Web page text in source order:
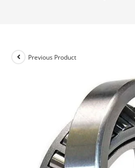
Previous Product